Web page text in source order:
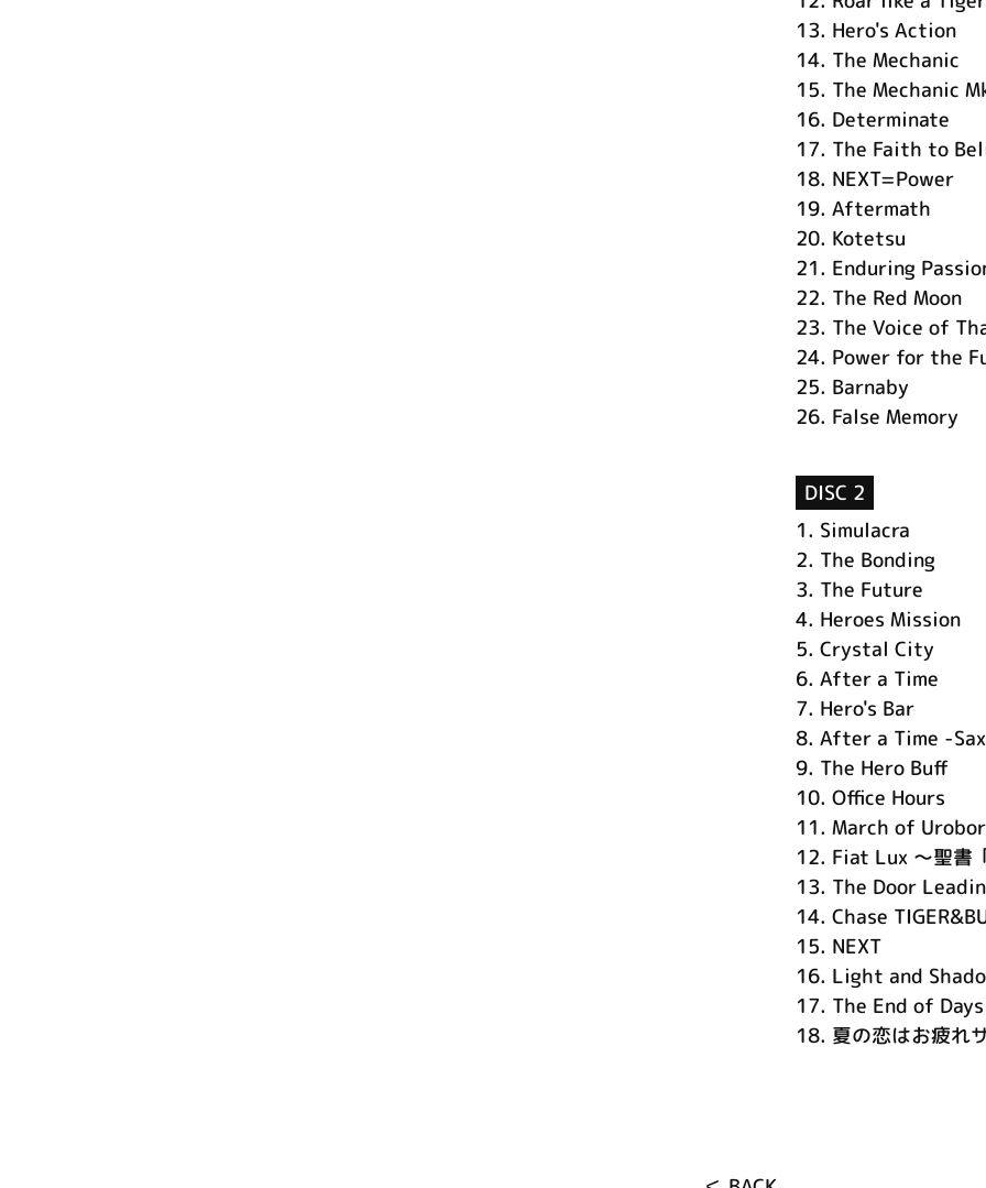
13. Hero's Action
14. The Mechanic
15. The Mechanic
16. Determinate
17. The Faith to
18. NEXT=Power
19. Aftermath
20. Kotetsu
21. Enduring
22. The Red Moon
23. The Voice of
24. Power for the
25. Barnaby
26. False Memory
DISC 2
1. Simulacra
2. The Bonding
3. The Future
4. Heroes Mission
5. Crystal City
6. After a Time
7. Hero's Bar
8. After a Time -
9. The Hero Buff
10. Office Hours
11. March of
12. Fiat Lux ～聖書
13. The Door
14. Chase
15. NEXT
16. Light and
17. The End of Days
18. 夏の恋はお疲れ